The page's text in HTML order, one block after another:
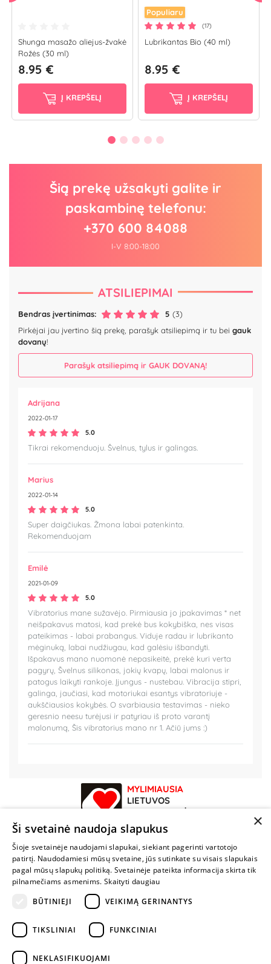
Shunga masažo aliejus-žvakė
Rožės (30 ml)
8.95 €
Į KREPŠELĮ
Populiaru
(17)
Lubrikantas Bio (40 ml)
8.95 €
Į KREPŠELĮ
Šią prekę užsakyti galite ir
paskambinę telefonu:
+370 600 84088
I-V 8:00-18:00
ATSILIEPIMAI
Bendras įvertinimas: 5 (3)
Pirkėjai jau įvertino šią prekę, parašyk atsiliepimą ir tu bei gauk
dovanų!
Parašyk atsiliepimą ir GAUK DOVANĄ!
Adrijana
2022-01-17
5.0
Tikrai rekomenduoju. Švelnus, tylus ir galingas.
Marius
2022-01-14
5.0
Super daigčiukas. Žmona labai patenkinta.
Rekomenduojam
Emilė
2021-01-09
5.0
Vibratorius mane sužavėjo. Pirmiausia jo įpakavimas * net
neišpakavus matosi, kad prekė bus kokybiška, nes visas
pateikimas - labai prabangus. Viduje radau ir lubrikanto
mėginuką, labai nudžiugau, kad galėsiu išbandyti.
Išpakavus mano nuomonė nepasikeitė, prekė kuri verta
pagyrų, Švelnus silikonas, jokių kvapų, labai malonus ir
patogus laikyti rankoje. Įjungus - nustebau. Vibracija stipri,
galinga, jaučiasi, kad motoriukai esantys vibratoriuje -
aukščiausios kokybės. O svarbiausia testavimas - nieko
geresnio neesu turėjusi ir patyriau iš proto varantį
malonumą, Šis vibratorius mano nr 1. Ačiū jums :)
MYLIMIAUSIA
LIETUVOS
ELEKTRONINĖ
PARDUOTUVĖ
NENUSTOK
ŽAISTI
+370 600 84088
info@fantazijos.lt
×
Ši svetainė naudoja slapukus
Šioje svetainėje naudojami slapukai, siekiant pagerinti vartotojo
patirtį. Naudodamiesi mūsų svetaine, jūs sutinkate su visais slapukais
pagal mūsų slapukų politiką. Svetainėje pateikta informacija skirta tik
pilnamečiams asmenims. Skaityti daugiau
BŪTINIEJI
VEIKIMĄ GERINANTYS
TIKSLINIAI FUNKCINIAI
NEKLASIFIKUOJAMI